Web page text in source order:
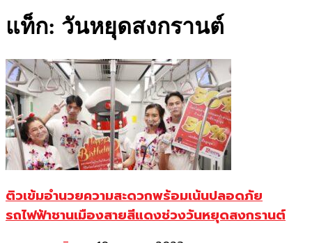
แท็ก: วันหยุดสงกรานต์
ติวเข้มอำนวยความสะดวกพร้อมเน้นปลอดภัย
รถไฟฟ้าชานเมืองสายสีแดงช่วงวันหยุดสงกรานต์